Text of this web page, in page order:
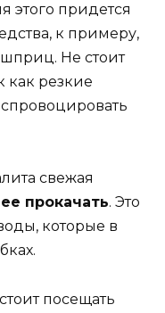
этого придется
к примеру,
Не стоит
как резкие
свежая
прокачать. Это
которые в
посещать